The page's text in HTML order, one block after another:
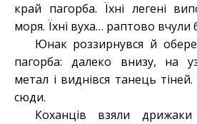
край пагорба. Їхні легені
моря. Їхні вуха… раптово вчули
Юнак роззирнувся й
пагорба: далеко внизу, на
метал і виднівся танець
сюди.
Коханців взяли